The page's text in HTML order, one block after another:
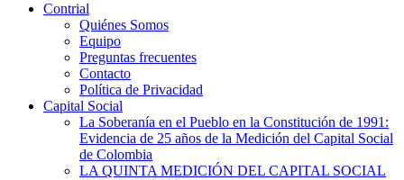
Contrial
Quiénes Somos
Equipo
Preguntas frecuentes
Contacto
Política de Privacidad
Capital Social
La Soberanía en el Pueblo en la Constitución de 1991:
Evidencia de 25 años de la Medición del Capital Social
de Colombia
LA QUINTA MEDICIÓN DEL CAPITAL SOCIAL